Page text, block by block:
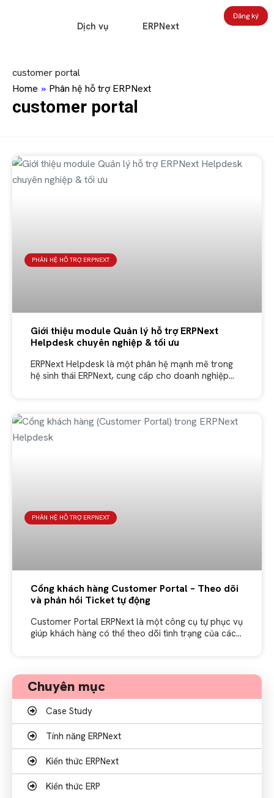
Dịch vụ ERPNext
Đăng ký
customer portal
Home » Phân hệ hỗ trợ ERPNext
customer portal
PHÂN HỆ HỖ TRỢ ERPNEXT
Giới thiệu module Quản lý hỗ trợ ERPNext
Helpdesk chuyên nghiệp & tối ưu
ERPNext Helpdesk là một phân hệ mạnh mẽ trong
hệ sinh thái ERPNext, cung cấp cho doanh nghiệp
PHÂN HỆ HỖ TRỢ ERPNEXT
Cổng khách hàng Customer Portal – Theo dõi
và phản hồi Ticket tự động
Customer Portal ERPNext là một công cụ tự phục vụ
giúp khách hàng có thể theo dõi tình trạng của các
Chuyên mục
Case Study
Tính năng ERPNext
Kiến thức ERPNext
Kiến thức ERP